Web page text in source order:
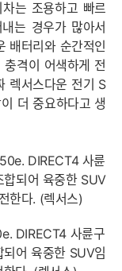
는 조용하고 빠르
는 경우가 많아서
배터리와 순간적인
격이 어색하게 전
렉서스다운 전기 S
더 중요하다고 생
DIRECT4 사륜구
어 육중한 SUV임